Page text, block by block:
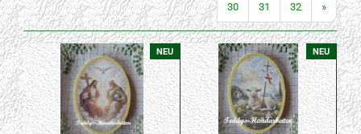
30 31 32 »
NEU NEU